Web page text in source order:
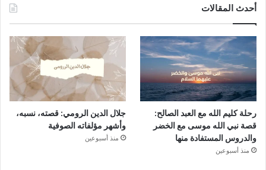
أحدث المقالات
رحلة كليم الله مع العبد الصالح:
قصة نبي الله موسى مع الخضر
والدروس المستفادة منها
منذ أسبوعين
جلال الدين الرومي: قصته، نسبه،
وأشهر مؤلفاته الصوفية
منذ أسبوعين